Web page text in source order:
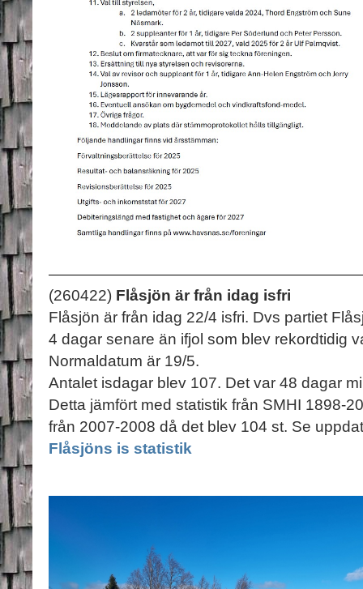
(260422) Flåsjön är från idag isfri
Flåsjön är från idag 22/4 isfri. Dvs partiet
4 dagar senare än ifjol som blev rekordtidig
Normaldatum är 19/5.
Antalet isdagar blev 107. Det var 48 dagar
Detta jämfört med statistik från SMHI 1898-
från 2007-2008 då det blev 104 st. Se
Flåsjöns is statistik